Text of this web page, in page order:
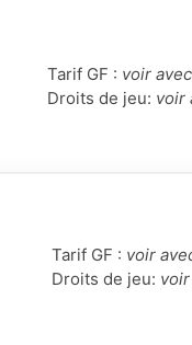
Tarif GF : voir
Droits de jeu: voir
Tarif GF : voir
Droits de jeu: